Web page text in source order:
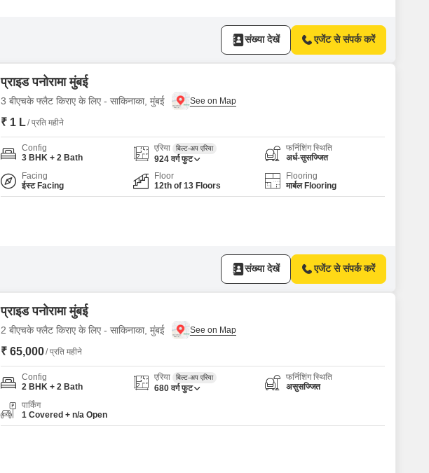
संख्या देखें एजेंट से संपर्क करें
प्राइड पनोरामा मुंबई
3 बीएचके फ्लैट किराए के लिए - साकिनाका, मुंबई
₹ 1 L/ प्रति महीने
Config
3 BHK + 2 Bath
एरिया बिल्ट-अप एरिया
924 वर्ग फुट
फर्निशिंग स्थिति
अर्ध-सुसज्जित
Facing
ईस्ट Facing
Floor
12th of 13 Floors
Flooring
मार्बल Flooring
संख्या देखें एजेंट से संपर्क करें
प्राइड पनोरामा मुंबई
2 बीएचके फ्लैट किराए के लिए - साकिनाका, मुंबई
₹ 65,000/ प्रति महीने
Config
2 BHK + 2 Bath
एरिया बिल्ट-अप एरिया
680 वर्ग फुट
फर्निशिंग स्थिति
असुसज्जित
पार्किंग
1 Covered + n/a Open